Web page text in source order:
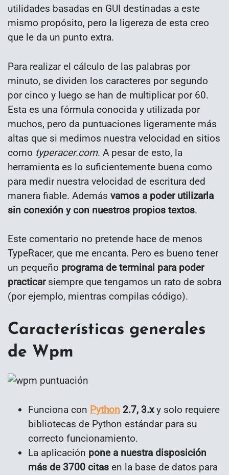
utilidades basadas en GUI destinadas a este
mismo propósito, pero la ligereza de esta creo
que le da un punto extra.
Para realizar el cálculo de las palabras por
minuto, se dividen los caracteres por segundo
por cinco y luego se han de multiplicar por 60.
Esta es una fórmula conocida y utilizada por
muchos, pero da puntuaciones ligeramente más
altas que si medimos nuestra velocidad en sitios
como typeracer.com. A pesar de esto, la
herramienta es lo suficientemente buena como
para medir nuestra velocidad de escritura ded
manera fiable. Además vamos a poder utilizarla
sin conexión y con nuestros propios textos.
Este comentario no pretende hace de menos
TypeRacer, que me encanta. Pero es bueno tener
un pequeño programa de terminal para poder
practicarsiempre que tengamos un rato de sobra
(por ejemplo, mientras compilas código).
Características generales
de Wpm
Funciona con Python 2.7, 3.xy solo requiere
bibliotecas de Python estándar para su
correcto funcionamiento.
La aplicación pone a nuestra disposición
más de 3700 citas en la base de datos para